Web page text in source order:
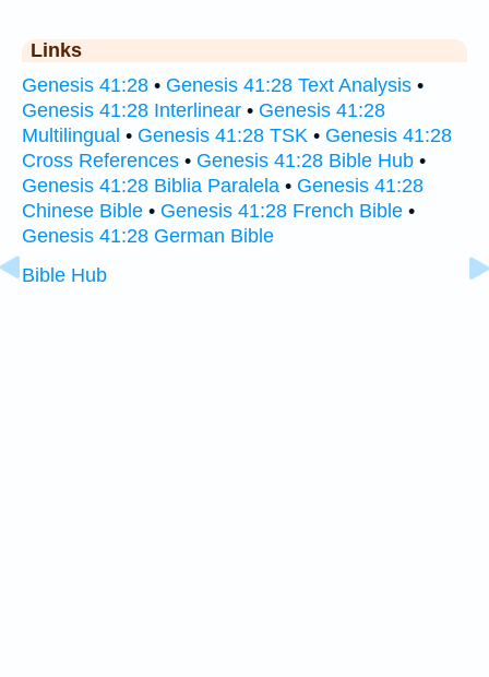
Links
Genesis 41:28 • Genesis 41:28 Text Analysis •
Genesis 41:28 Interlinear • Genesis 41:28
Multilingual • Genesis 41:28 TSK • Genesis 41:28
Cross References • Genesis 41:28 Bible Hub •
Genesis 41:28 Biblia Paralela • Genesis 41:28
Chinese Bible • Genesis 41:28 French Bible •
Genesis 41:28 German Bible
Bible Hub